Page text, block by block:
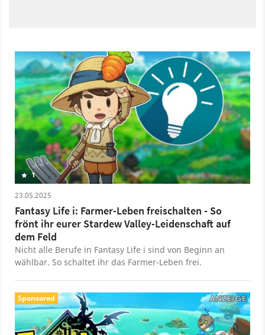
1
23.05.2025
Fantasy Life i: Farmer-Leben freischalten - So
frönt ihr eurer Stardew Valley-Leidenschaft auf
dem Feld
Nicht alle Berufe in Fantasy Life i sind von Beginn an
wählbar. So schaltet ihr das Farmer-Leben frei.
Sponsored